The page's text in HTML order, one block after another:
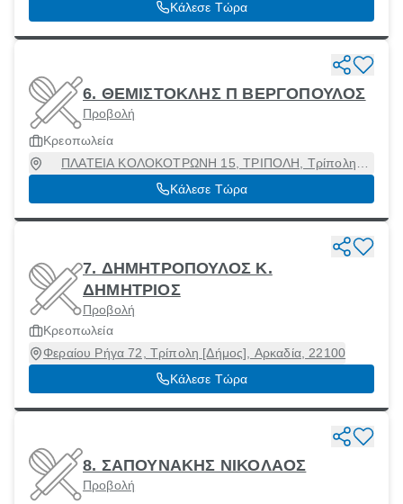
Κάλεσε Τώρα
6. ΘΕΜΙΣΤΟΚΛΗΣ Π ΒΕΡΓΟΠΟΥΛΟΣ
Προβολή
Κρεοπωλεία
ΠΛΑΤΕΙΑ ΚΟΛΟΚΟΤΡΩΝΗ 15, ΤΡΙΠΟΛΗ, Τρίπολη
[Δήμος], Αρκαδία, 22100
Κάλεσε Τώρα
7. ΔΗΜΗΤΡΟΠΟΥΛΟΣ Κ.
ΔΗΜΗΤΡΙΟΣ
Προβολή
Κρεοπωλεία
Φεραίου Ρήγα 72, Τρίπολη [Δήμος], Αρκαδία, 22100
Κάλεσε Τώρα
8. ΣΑΠΟΥΝΑΚΗΣ ΝΙΚΟΛΑΟΣ
Προβολή